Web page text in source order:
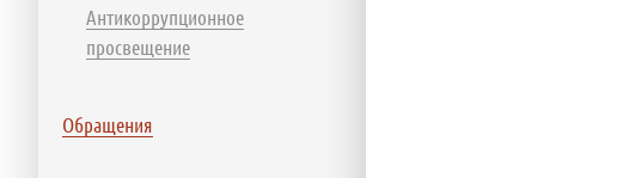
Антикоррупционное
просвещение
Обращения